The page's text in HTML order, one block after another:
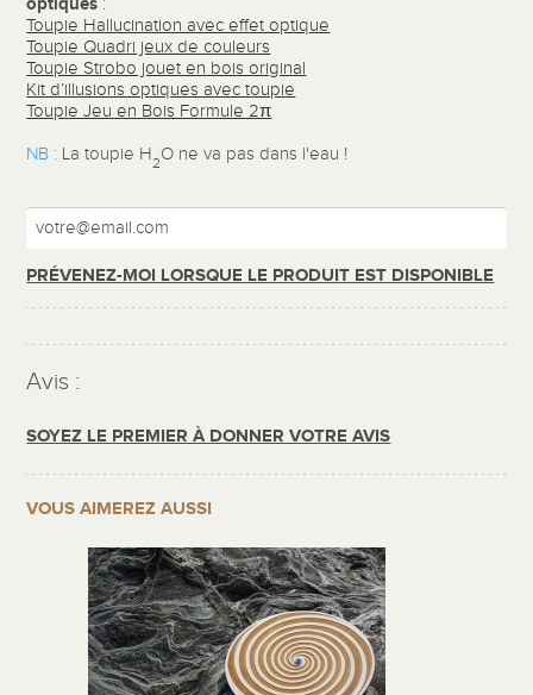
Toupie Hallucination avec effet optique
Toupie Quadri jeux de couleurs
Toupie Strobo jouet en bois original
Kit d’illusions optiques avec toupie
Toupie Jeu en Bois Formule 2π
NB : La toupie H2O ne va pas dans l'eau !
PRÉVENEZ-MOI LORSQUE LE PRODUIT EST DISPONIBLE
Avis :
SOYEZ LE PREMIER À DONNER VOTRE AVIS
VOUS AIMEREZ AUSSI